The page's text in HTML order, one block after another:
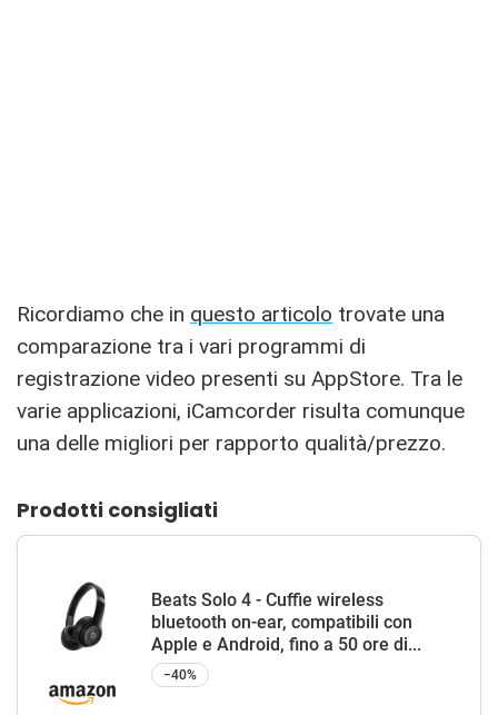
Ricordiamo che in questo articolo trovate una
comparazione tra i vari programmi di
registrazione video presenti su AppStore. Tra le
varie applicazioni, iCamcorder risulta comunque
una delle migliori per rapporto qualità/prezzo.
Prodotti consigliati
Beats Solo 4 - Cuffie wireless
bluetooth on-ear, compatibili con
Apple e Android, fino a 50 ore di...
−40%